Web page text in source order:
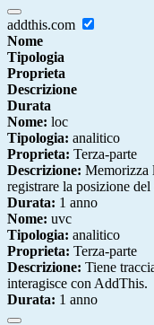
addthis.com
Nome
Tipologia
Proprieta
Descrizione
Durata
Nome: loc
Tipologia: analitico
Proprieta: Terza-parte
Descrizione: Memorizza
registrare la posizione
Durata: 1 anno
Nome: uvc
Tipologia: analitico
Proprieta: Terza-parte
Descrizione: Tiene
interagisce con AddThis.
Durata: 1 anno